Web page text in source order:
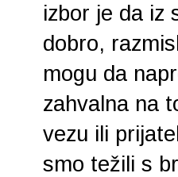
izbor je da iz
dobro,
mogu da
zahvalna na
vezu ili
smo težili s